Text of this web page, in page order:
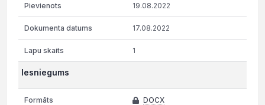
19.08.2022
17.08.2022
1
Iesniegums
DOCX